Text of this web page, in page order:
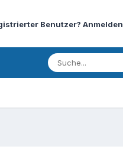
Benutzer? Anmelden